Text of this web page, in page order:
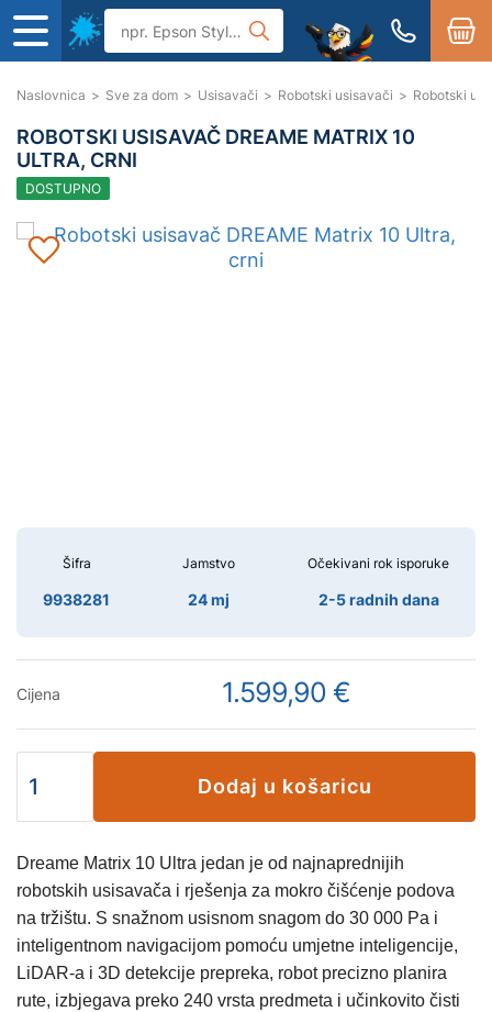
Naslovnica > Sve za dom > Usisavači > Robotski usisavači > Robotski
Dreame Matrix 10 Ultra jedan je od najnaprednijih
robotskih usisavača i rješenja za mokro čišćenje podova
na tržištu. S snažnom usisnom snagom do 30 000 Pa i
inteligentnom navigacijom pomoću umjetne inteligencije,
LiDAR-a i 3D detekcije prepreka, robot precizno planira
rute, izbjegava preko 240 vrsta predmeta i učinkovito čisti
ROBOTSKI USISAVAČ DREAME MATRIX 10
ULTRA, CRNI
DOSTUPNO
Šifra
9938281
Jamstvo
24 mj
Očekivani rok isporuke
2-5 radnih dana
Cijena 1.599,90 €
Dodaj u košaricu